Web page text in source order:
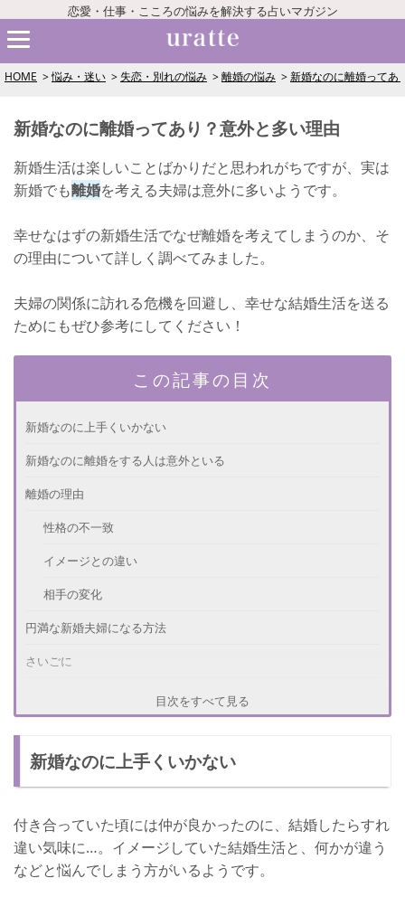
恋愛・仕事・こころの悩みを解決する占いマガジン
HOME 悩み・迷い 失恋・別れの悩み 離婚の悩み 新婚なのに離婚ってあ
新婚なのに離婚ってあり？意外と多い理由
新婚生活は楽しいことばかりだと思われがちですが、実は
新婚でも離婚を考える夫婦は意外に多いようです。
幸せなはずの新婚生活でなぜ離婚を考えてしまうのか、そ
の理由について詳しく調べてみました。
夫婦の関係に訪れる危機を回避し、幸せな結婚生活を送る
ためにもぜひ参考にしてください！
この記事の目次
新婚なのに上手くいかない
新婚なのに離婚をする人は意外といる
離婚の理由
性格の不一致
イメージとの違い
相手の変化
円満な新婚夫婦になる方法
さいごに
目次をすべて見る
新婚なのに上手くいかない
付き合っていた頃には仲が良かったのに、結婚したらすれ
違い気味に…。イメージしていた結婚生活と、何かが違う
などと悩んでしまう方がいるようです。